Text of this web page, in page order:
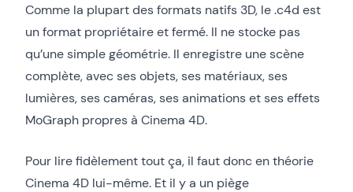
Comme la plupart des formats natifs 3D, le .c4d est
un format propriétaire et fermé. Il ne stocke pas
qu’une simple géométrie. Il enregistre une scène
complète, avec ses objets, ses matériaux, ses
lumières, ses caméras, ses animations et ses effets
MoGraph propres à Cinema 4D.
Pour lire fidèlement tout ça, il faut donc en théorie
Cinema 4D lui-même. Et il y a un piège